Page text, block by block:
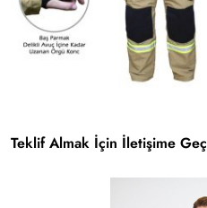
Teklif Almak İçin İletişime Geç